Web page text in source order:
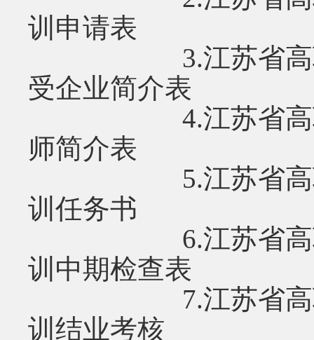
训申请表
3.江苏省高职院
受企业简介表
4.江苏省高职院
师简介表
5.江苏省高职院
训任务书
6.江苏省高职院
训中期检查表
7.江苏省高职院
训结业考核